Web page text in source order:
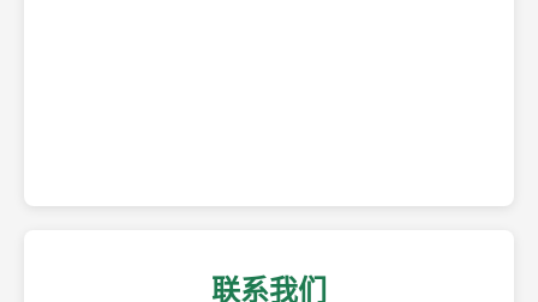
联系我们